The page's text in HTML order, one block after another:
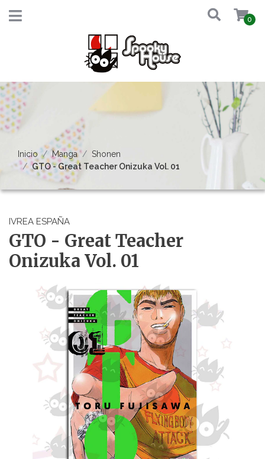
0
Inicio Manga
Shonen
GTO - Great Teacher Onizuka Vol. 01
IVREA ESPAÑA
GTO - Great Teacher
Onizuka Vol. 01